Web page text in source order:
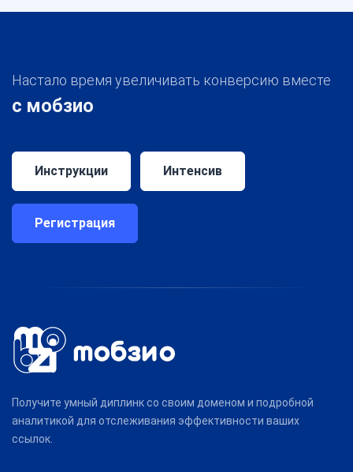
Настало время увеличивать конверсию вместе
с мобзио
Инструкции Интенсив
Регистрация
Получите умный диплинк со своим доменом и подробной
аналитикой для отслеживания эффективности ваших
ссылок.